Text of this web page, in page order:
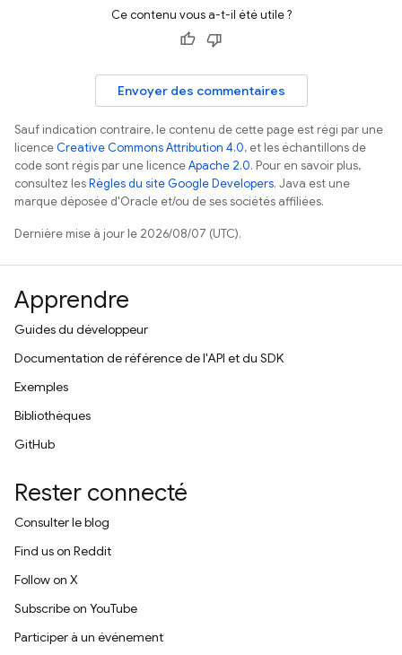
Ce contenu vous a-t-il été utile ?
Envoyer des commentaires
Sauf indication contraire, le contenu de cette page est régi par une
licenceCreative Commons Attribution 4.0, et les échantillons de
code sont régis par une licenceApache 2.0. Pour en savoir plus,
consultez lesRègles du site Google Developers. Java est une
marque déposée d'Oracle et/ou de ses sociétés affiliées.
Dernière mise à jour le 2026/08/07 (UTC).
Apprendre
Guides du développeur
Documentation de référence de l'API et du SDK
Exemples
Bibliothèques
GitHub
Rester connecté
Consulter le blog
Find us on Reddit
Follow on X
Subscribe on YouTube
Participer à un événement